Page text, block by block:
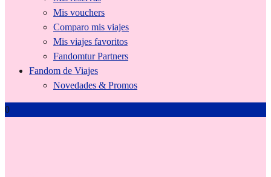
Mis vouchers
Comparo mis viajes
Mis viajes favoritos
Fandomtur Partners
Fandom de Viajes
Novedades & Promos
0